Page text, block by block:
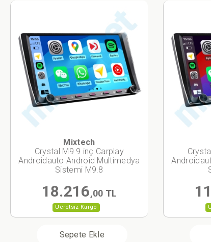
Ücretsiz Kargo
Mixtech
Crystal M9 9 inç Carplay
Androidauto Android Multimedya
Sistemi M9.8
18.216,00 TL
Sepete Ekle